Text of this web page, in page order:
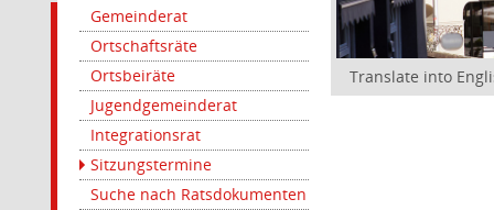
Gemeinderat
Ortschaftsräte
Ortsbeiräte
Jugendgemeinderat
Integrationsrat
Sitzungstermine
Suche nach Ratsdokumenten
Translate into